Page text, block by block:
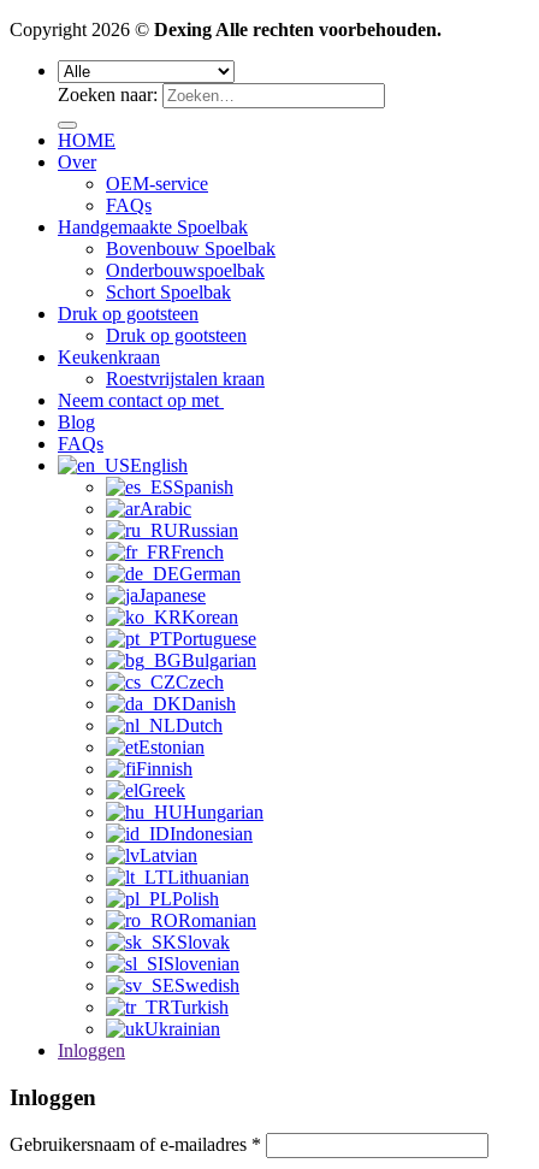
Copyright 2026 © Dexing Alle rechten voorbehouden.
Zoeken naar:
HOME
Over
OEM-service
FAQs
Handgemaakte Spoelbak
Bovenbouw Spoelbak
Onderbouwspoelbak
Schort Spoelbak
Druk op gootsteen
Druk op gootsteen
Keukenkraan
Roestvrijstalen kraan
Neem contact op met
Blog
FAQs
English
Spanish
Arabic
Russian
French
German
Japanese
Korean
Portuguese
Bulgarian
Czech
Danish
Dutch
Estonian
Finnish
Greek
Hungarian
Indonesian
Latvian
Lithuanian
Polish
Romanian
Slovak
Slovenian
Swedish
Turkish
Ukrainian
Inloggen
Inloggen
Gebruikersnaam of e-mailadres *